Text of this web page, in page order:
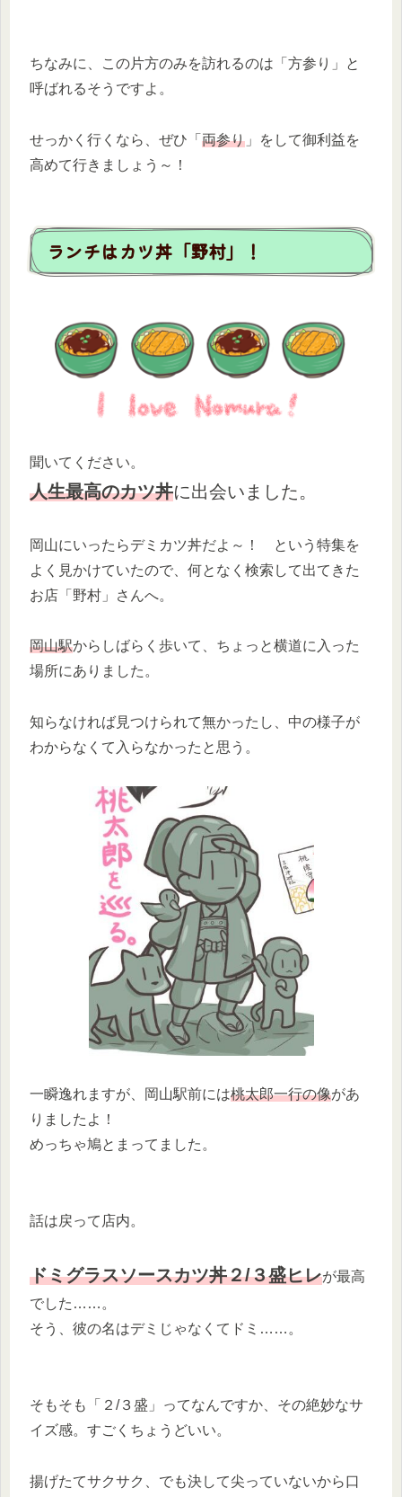
ちなみに、この片方のみを訪れるのは「方参り」と
呼ばれるそうですよ。
せっかく行くなら、ぜひ「 両参り 」をして御利益を
高めて行きましょう～！
ランチはカツ丼「野村」！
聞いてください。
人生最高のカツ丼に出会いました。
岡山にいったらデミカツ丼だよ～！ という特集を
よく見かけていたので、何となく検索して出てきた
お店「野村」さんへ。
岡山駅からしばらく歩いて、ちょっと横道に入った
場所にありました。
知らなければ見つけられて無かったし、中の様子が
わからなくて入らなかったと思う。
一瞬逸れますが、岡山駅前には桃太郎一行の像があ
りましたよ！
めっちゃ鳩とまってました。
話は戻って店内。
ドミグラスソースカツ丼２/３盛ヒレが最高
でした……。
そう、彼の名はデミじゃなくてドミ……。
そもそも「２/３盛」ってなんですか、その絶妙なサ
イズ感。すごくちょうどいい。
揚げたてサクサク、でも決して尖っていないから口